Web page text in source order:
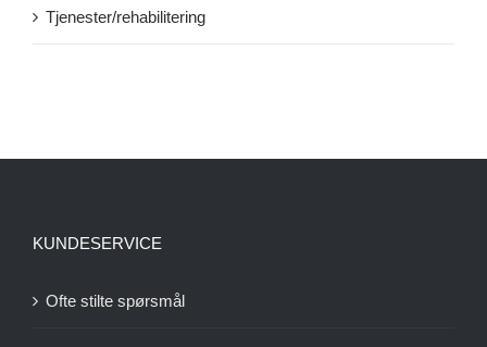
Tjenester/rehabilitering
KUNDESERVICE
Ofte stilte spørsmål